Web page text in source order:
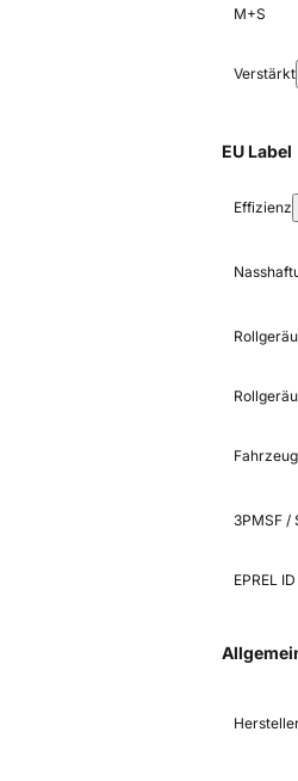
M+S
Verstärkt
EU Label
Effizienz
3PMSF /
EPREL ID